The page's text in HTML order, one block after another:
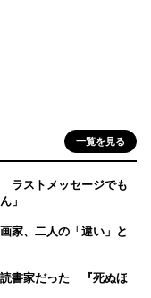
一覧を見る
ラストメッセージでも
」
家、二人の「違い」と
書家だった 『死ぬほ